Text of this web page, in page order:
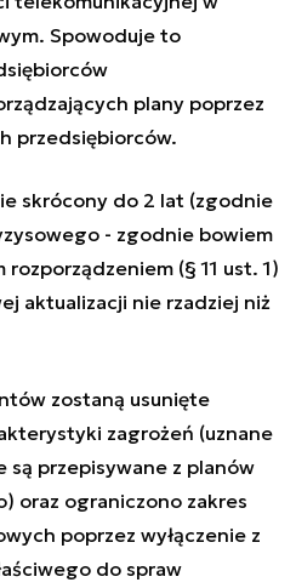
Spowoduje to
plany poprzez
przedsiębiorców.
skrócony do 2 lat (zgodnie
- zgodnie bowiem
(§ 11 ust. 1)
aktualizacji nie rzadziej niż
zostaną usunięte
zagrożeń (uznane
są przepisywane z planów
oraz ograniczono zakres
poprzez wyłączenie z
do spraw